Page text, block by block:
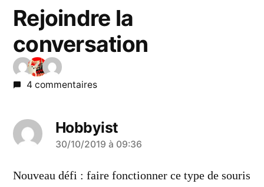
Rejoindre la
conversation
4 commentaires
Hobbyist
a
dit :
30/10/2019 à 09:36
Nouveau défi : faire fonctionner ce type de souris